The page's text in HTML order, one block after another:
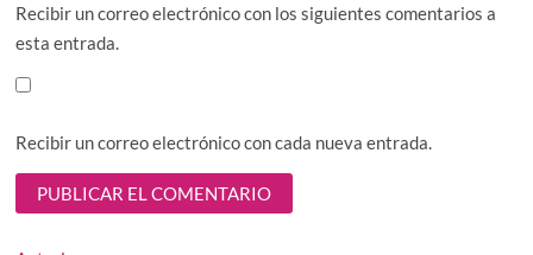
Recibir un correo electrónico con los siguientes comentarios a
esta entrada.
Recibir un correo electrónico con cada nueva entrada.